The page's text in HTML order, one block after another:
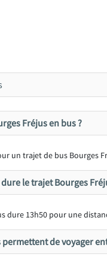
Fréjus en bus ?
un trajet de bus Bourges
le trajet Bourges
dure 13h50 pour une
de voyager